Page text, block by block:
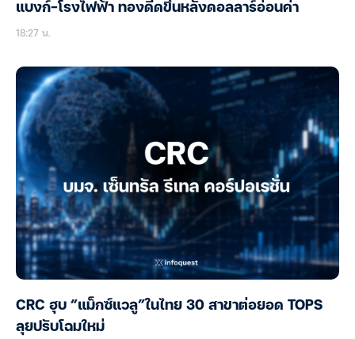
แบงก์-โรงไฟฟ้า ทองดีดขึ้นหลังดอลลาร์อ่อนค่า
18:27 น.
CRC ฮุบ “แม็กซ์แวลู”ในไทย 30 สาขาต่อยอด TOPS
ลุยปรับโฉมใหม่